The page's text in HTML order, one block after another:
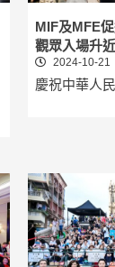
MIF及MFE
觀眾入場升
2024-10-21
慶祝中華人